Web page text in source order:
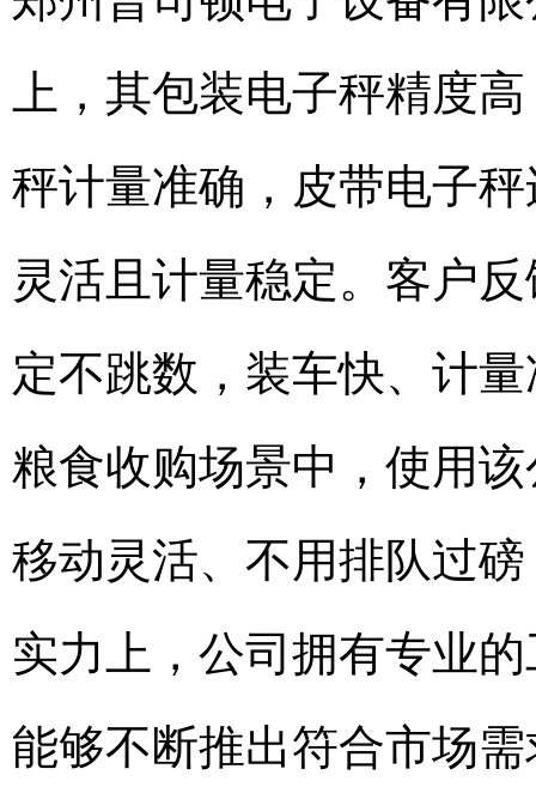
上，其包装电子秤精度
秤计量准确，皮带电子
灵活且计量稳定。客户
定不跳数，装车快、计
粮食收购场景中，使用
移动灵活、不用排队过
实力上，公司拥有专业
能够不断推出符合市场